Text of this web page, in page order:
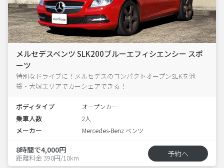
メルセデスベンツ SLK200ブルーエフィシエンシー スポ
ーツ
特別なドライブに！メルセデスのコンパクトオープンSLKを池
袋・大塚エリアでカーシェアできる！
ボディタイプ オープンカー
乗車人数 2人
メーカー Mercedes-Benz ベンツ
8時間で4,000円
距離料金 390円/10km 予約へ